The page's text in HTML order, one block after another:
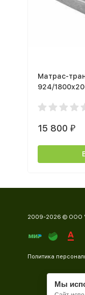
Матрас-
924/
15 800 ₽
2009-2026 © ООО
Политика
Мы